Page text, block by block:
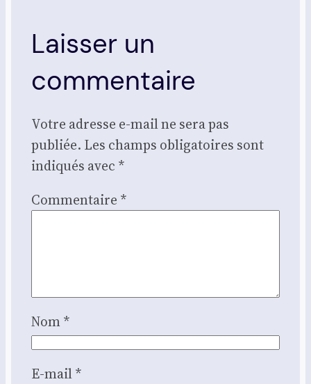
Laisser un
commentaire
Votre adresse e-mail ne sera pas
publiée. Les champs obligatoires sont
indiqués avec *
Commentaire *
Nom*
E-mail*